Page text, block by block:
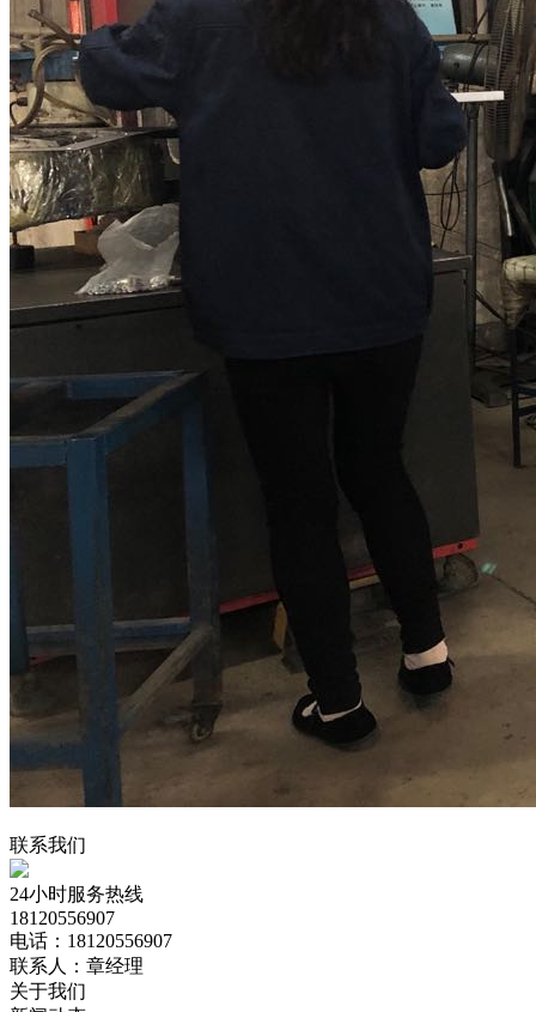
联系我们
24小时服务热线
18120556907
电话：18120556907
联系人：章经理
关于我们